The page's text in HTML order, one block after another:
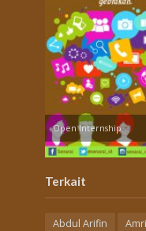
Open Internship
Terkait
Abdul Arifin